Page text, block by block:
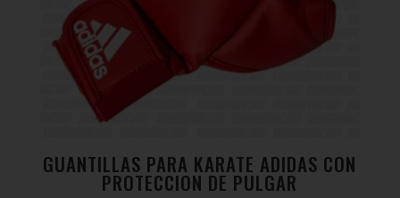
GUANTILLAS PARA KARATE ADIDAS CON
PROTECCION DE PULGAR